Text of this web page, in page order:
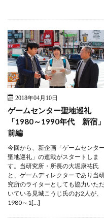
2018年04月10日
ゲームセンター聖地巡礼
「1980～1990年代 新宿」
前編
今回から、新企画「ゲームセンター
聖地巡礼」の連載がスタートしま
す。当研究所・所長の大堀康祐氏
と、ゲームディレクターであり当
究所のライターとしても協力いた
いている見城こうじ氏のお2人が、
1980～1[…]